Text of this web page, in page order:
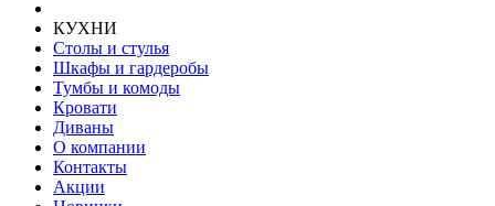
КУХНИ
Столы и стулья
Шкафы и гардеробы
Тумбы и комоды
Кровати
Диваны
О компании
Контакты
Акции